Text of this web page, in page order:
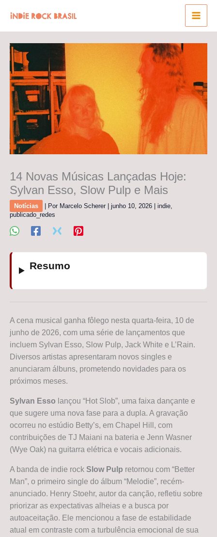
para
o
conteúdo
14 Novas Músicas Lançadas Hoje:
Sylvan Esso, Slow Pulp e Mais
Notícias | Por Marcelo Scherer junho 10, 2026 indie,
publicado_redes
Resumo
A cena musical ganha fôlego nesta quarta-feira, 10 de
junho de 2026, com uma série de lançamentos que
incluem Sylvan Esso, Slow Pulp, Jack White e L’Rain.
Diversos artistas apresentaram novos singles e
anunciaram álbuns, prometendo novidades para os
próximos meses.
Sylvan Esso lançou “Hot Slob”, uma faixa dançante e
que sugere uma nova fase para a dupla. A gravação
ocorreu no estúdio Betty’s, em Chapel Hill, com
contribuições de TJ Maiani na bateria e Jenn Wasner
(Wye Oak) na guitarra elétrica e vocais adicionais.
A banda de indie rock Slow Pulp retornou com “Better
Man”, o primeiro single do álbum “Melodie”, recém-
anunciado. Henry Stoehr, autor da canção, refletiu sobre
priorizar as expectativas alheias e a busca por
autoaceitação. Ele mencionou a fase de estabilidade
atual em contraste com a turbulência emocional de sua